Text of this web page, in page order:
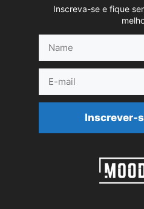
Inscreva-se e fique
mail
Inscrever-